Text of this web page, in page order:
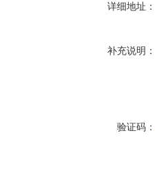
详细地址：
补充说明：
验证码：